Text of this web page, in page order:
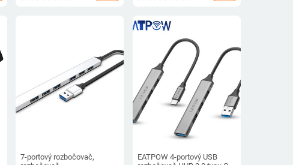
7-portový rozbočovač,
EATPOW 4-portový USB